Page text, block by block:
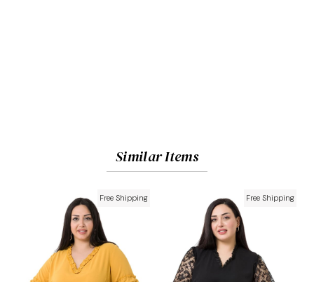
Similar Items
Free Shipping Free Shipping